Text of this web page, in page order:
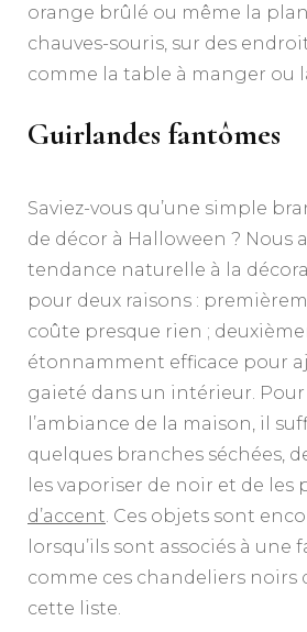
orange brûlé ou même la
chauves-souris, sur des
comme la table à manger ou
Guirlandes fantômes
Saviez-vous qu’une simple
de décor à Halloween ? Nous
tendance naturelle à la
pour deux raisons :
coûte presque rien ;
étonnamment efficace pour
gaieté dans un intérieur.
l’ambiance de la maison, il
quelques branches séchées,
les vaporiser de noir et de les
d’accent. Ces objets sont
lorsqu’ils sont associés à une
comme ces chandeliers noirs
cette liste.